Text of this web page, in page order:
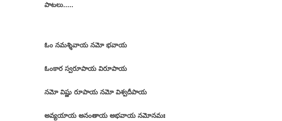
పాటలు.....
ఓం నమశ్శివాయ నమో భవాయ
ఓంకార స్వరూపాయ విరూపాయ
నమో విష్ణు రూపాయ నమో విశ్వదీపాయ
అవ్యయాయ అనంతాయ అభవాయ నమోనమః